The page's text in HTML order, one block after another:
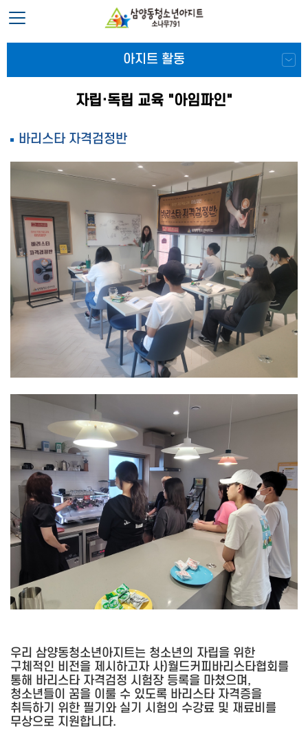
아지트 활동
자립·독립 교육 "아임파인"
바리스타 자격검정반
우리 삼양동청소년아지트는 청소년의 자립을 위한
구체적인 비전을 제시하고자 사)월드커피바리스타협회를
통해 바리스타 자격검정 시험장 등록을 마쳤으며,
청소년들이 꿈을 이룰 수 있도록 바리스타 자격증을
취득하기 위한 필기와 실기 시험의 수강료 및 재료비를
무상으로 지원합니다.